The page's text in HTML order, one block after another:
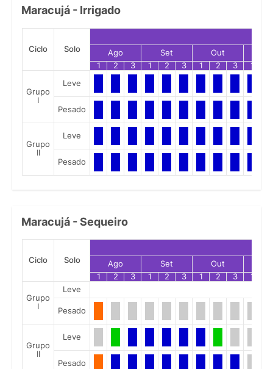
Maracujá - Irrigado
Ciclo Solo Ago Set Out
1
2 3 1 2 3 1 2 3 1
Grupo
I
Leve
Pesado
Grupo
II
Leve
Pesado
Maracujá - Sequeiro
Ciclo Solo Ago Set Out
1
2 3 1 2 3 1 2 3 1
Grupo
I
Leve
Pesado
Grupo
II
Leve
Pesado